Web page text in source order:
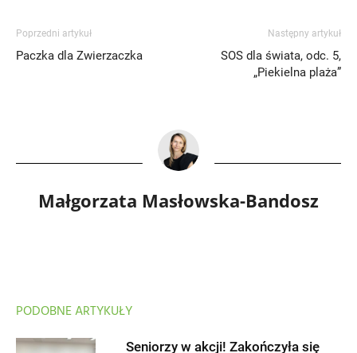
Poprzedni artykuł
Paczka dla Zwierzaczka
Następny artykuł
SOS dla świata, odc. 5,
„Piekielna plaża”
Małgorzata Masłowska-Bandosz
PODOBNE ARTYKUŁY
Seniorzy w akcji! Zakończyła się